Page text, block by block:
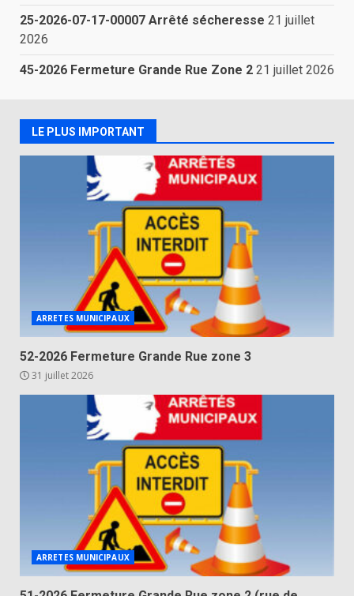
25-2026-07-17-00007 Arrêté sécheresse 21 juillet
2026
45-2026 Fermeture Grande Rue Zone 2 21 juillet 2026
LE PLUS IMPORTANT
ARRETES MUNICIPAUX
52-2026 Fermeture Grande Rue zone 3
31 juillet 2026
ARRETES MUNICIPAUX